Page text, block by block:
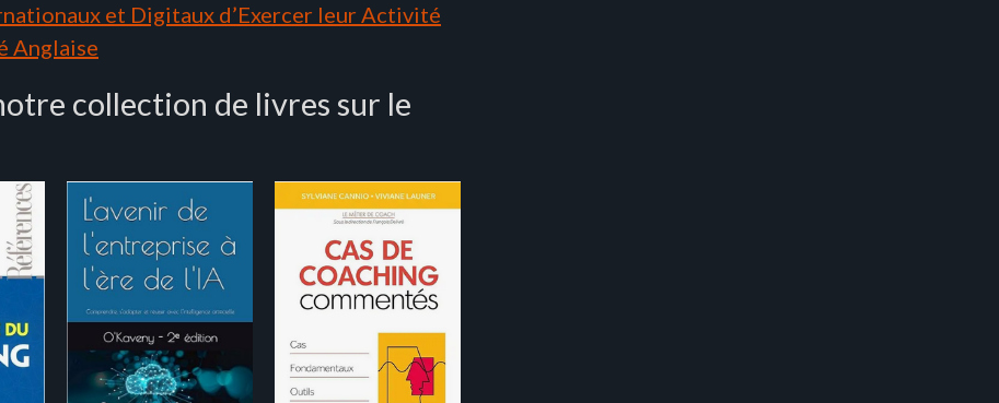
et Digitaux d’Exercer leur Activité
Anglaise
collection de livres sur le